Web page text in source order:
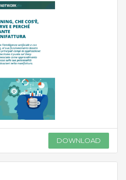
DOWNLOAD